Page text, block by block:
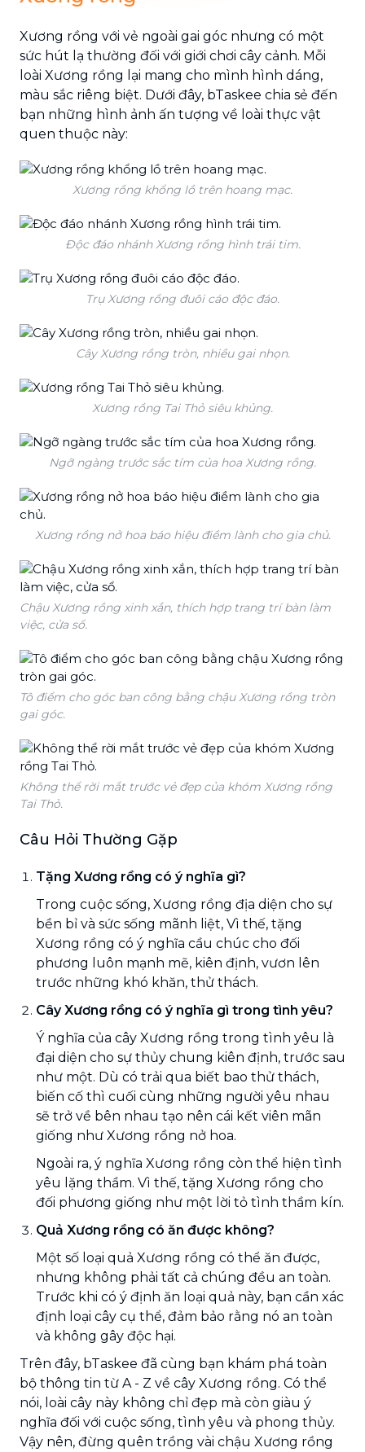
Xương rồng với vẻ ngoài gai góc nhưng có một
sức hút lạ thường đối với giới chơi cây cảnh. Mỗi
loài Xương rồng lại mang cho mình hình dáng,
màu sắc riêng biệt. Dưới đây, bTaskee chia sẻ đến
bạn những hình ảnh ấn tượng về loài thực vật
quen thuộc này:
Xương rồng khổng lồ trên hoang mạc.
Độc đáo nhánh Xương rồng hình trái tim.
Trụ Xương rồng đuôi cáo độc đáo.
Cây Xương rồng tròn, nhiều gai nhọn.
Xương rồng Tai Thỏ siêu khủng.
Ngỡ ngàng trước sắc tím của hoa Xương rồng.
Xương rồng nở hoa báo hiệu điềm lành cho gia chủ.
Chậu Xương rồng xinh xắn, thích hợp trang trí bàn làm
việc, cửa sổ.
Tô điểm cho góc ban công bằng chậu Xương rồng tròn
gai góc.
Không thể rời mắt trước vẻ đẹp của khóm Xương rồng
Tai Thỏ.
Câu Hỏi Thường Gặp
Tặng Xương rồng có ý nghĩa gì?
Trong cuộc sống, Xương rồng địa diện cho sự
bền bỉ và sức sống mãnh liệt, Vì thế, tặng
Xương rồng có ý nghĩa cầu chúc cho đối
phương luôn mạnh mẽ, kiên định, vươn lên
trước những khó khăn, thử thách.
Cây Xương rồng có ý nghĩa gì trong tình yêu?
Ý nghĩa của cây Xương rồng trong tình yêu là
đại diện cho sự thủy chung kiên định, trước sau
như một. Dù có trải qua biết bao thử thách,
biến cố thì cuối cùng những người yêu nhau
sẽ trở về bên nhau tạo nên cái kết viên mãn
giống như Xương rồng nở hoa.
Ngoài ra, ý nghĩa Xương rồng còn thể hiện tình
yêu lặng thầm. Vì thế, tặng Xương rồng cho
đối phương giống như một lời tỏ tình thầm kín.
Quả Xương rồng có ăn được không?
Một số loại quả Xương rồng có thể ăn được,
nhưng không phải tất cả chúng đều an toàn.
Trước khi có ý định ăn loại quả này, bạn cần xác
định loại cây cụ thể, đảm bảo rằng nó an toàn
và không gây độc hại.
Trên đây, bTaskee đã cùng bạn khám phá toàn
bộ thông tin từ A - Z về cây Xương rồng. Có thể
nói, loài cây này không chỉ đẹp mà còn giàu ý
nghĩa đối với cuộc sống, tình yêu và phong thủy.
Vậy nên, đừng quên trồng vài chậu Xương rồng